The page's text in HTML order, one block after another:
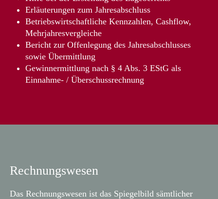
Erläuterungen zum Jahresabschluss
Betriebswirtschaftliche Kennzahlen, Cashflow,
Mehrjahresvergleiche
Bericht zur Offenlegung des Jahresabschlusses
sowie Übermittlung
Gewinnermittlung nach § 4 Abs. 3 EStG als
Einnahme- / Überschussrechnung
Rechnungswesen
Das Rechnungswesen ist das Spiegelbild sämtlicher